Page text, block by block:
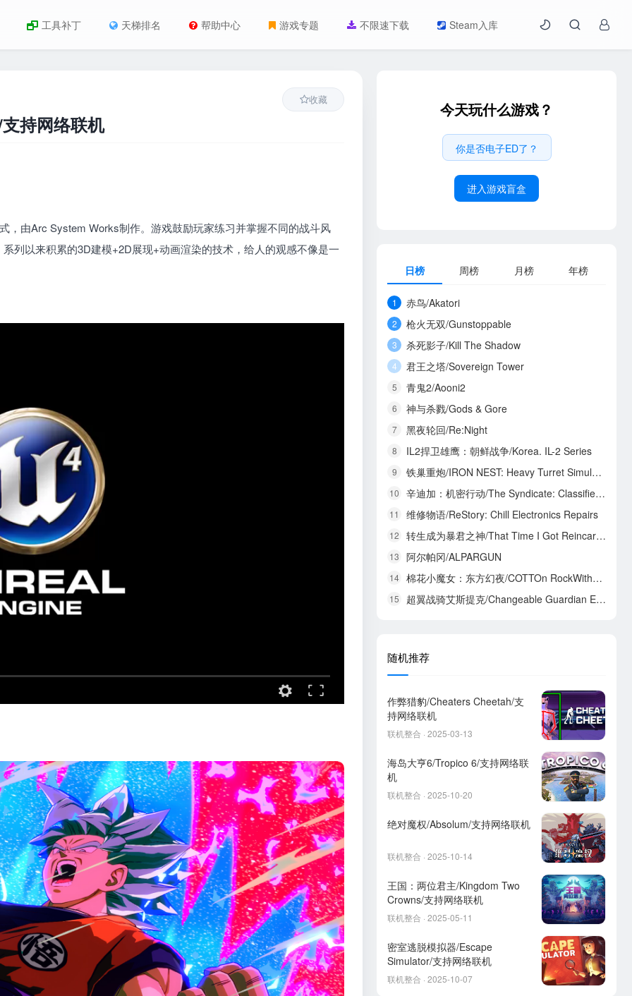
工具补丁 天梯排名 帮助中心 游戏专题 不限速下载 Steam入库
持网络联机
收藏
，由Arc System Works制作。游戏鼓励玩家练习并掌握不同的战斗风
列以来积累的3D建模+2D展现+动画渲染的技术，给人的观感不像是一
今天玩什么游戏？
你是否电子ED了？
进入游戏盲盒
日榜 周榜 月榜 年榜
1 赤鸟/Akatori
2 枪火无双/Gunstoppable
3 杀死影子/Kill The Shadow
4 君王之塔/Sovereign Tower
5 青鬼2/Aooni2
6 神与杀戮/Gods & Gore
7 黑夜轮回/Re:Night
8 IL2捍卫雄鹰：朝鲜战争/Korea. IL-2 Series
9 铁巢重炮/IRON NEST: Heavy Turret Simulator
10 辛迪加：机密行动/The Syndicate: Classified Operations
11 维修物语/ReStory: Chill Electronics Repairs
12 转生成为暴君之神/That Time I Got Reincarnated as a Tyrant God
13 阿尔帕冈/ALPARGUN
14 棉花小魔女：东方幻夜/COTTOn RockWithYou -ORIENTAL NIGHT DREAMS-
15 超翼战骑艾斯提克/Changeable Guardian ESTIQUE
随机推荐
作弊猎豹/Cheaters Cheetah/支
持网络联机
联机整合 · 2025-03-13
海岛大亨6/Tropico 6/支持网络联
机
联机整合 · 2025-10-20
绝对魔权/Absolum/支持网络联机
联机整合 · 2025-10-14
王国：两位君主/Kingdom Two
Crowns/支持网络联机
联机整合 · 2025-05-11
密室逃脱模拟器/Escape
Simulator/支持网络联机
联机整合 · 2025-10-07